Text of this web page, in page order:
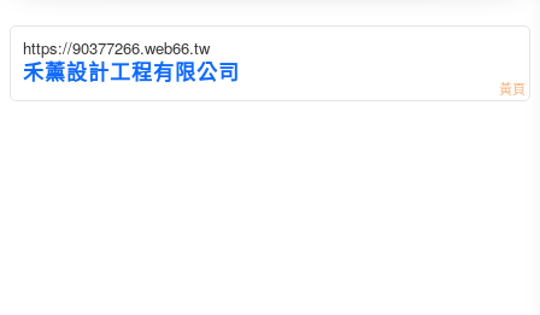
https://90377266.web66.tw
禾薰設計工程有限公司